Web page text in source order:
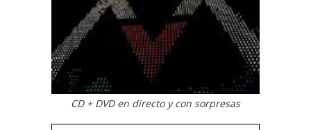
CD + DVD en directo y con sorpresas